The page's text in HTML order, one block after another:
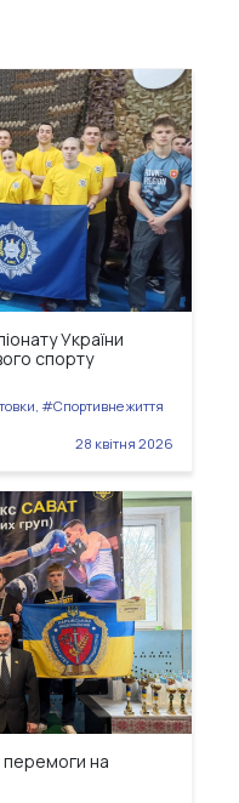
України
спорту
#Спортивне життя
28 квітня 2026
на